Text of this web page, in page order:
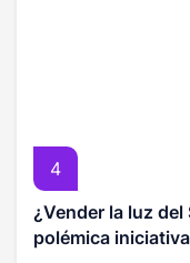
4
¿Vender la luz
polémica